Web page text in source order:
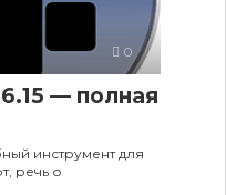
0
— полная
инструмент для
речь о